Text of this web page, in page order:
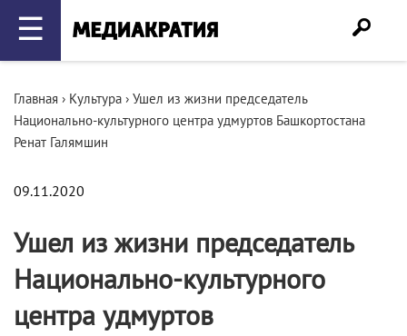
☰
Главная › Культура › Ушел из жизни председатель
Национально-культурного центра удмуртов Башкортостана
Ренат Галямшин
09.11.2020
Ушел из жизни председатель
Национально-культурного
центра удмуртов